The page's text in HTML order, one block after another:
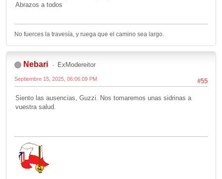
Abrazos a todos
No fuerces la travesía, y ruega que el camino sea largo.
Nebari ExModereitor
#55
Septiembre 15, 2025, 06:06:09 PM
Siento las ausencias, Guzzi. Nos tomaremos unas sidrinas a
vuestra salud.